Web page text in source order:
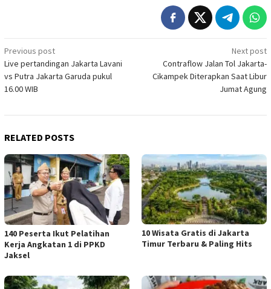
Post
navigation
Previous post
Live pertandingan Jakarta Lavani
vs Putra Jakarta Garuda pukul
16.00 WIB
Next post
Contraflow Jalan Tol Jakarta-
Cikampek Diterapkan Saat Libur
Jumat Agung
RELATED POSTS
140 Peserta Ikut Pelatihan
Kerja Angkatan 1 di PPKD
Jaksel
10 Wisata Gratis di Jakarta
Timur Terbaru & Paling Hits